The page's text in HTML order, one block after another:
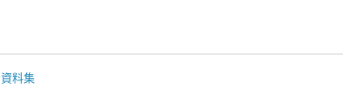
資料集